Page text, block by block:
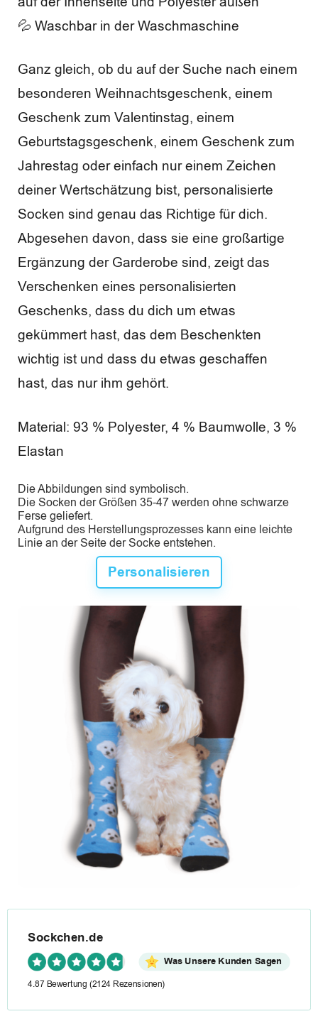
💦 Waschbar in der Waschmaschine
Ganz gleich, ob du auf der Suche nach einem
besonderen Weihnachtsgeschenk, einem
Geschenk zum Valentinstag, einem
Geburtstagsgeschenk, einem Geschenk zum
Jahrestag oder einfach nur einem Zeichen
deiner Wertschätzung bist, personalisierte
Socken sind genau das Richtige für dich.
Abgesehen davon, dass sie eine großartige
Ergänzung der Garderobe sind, zeigt das
Verschenken eines personalisierten
Geschenks, dass du dich um etwas
gekümmert hast, das dem Beschenkten
wichtig ist und dass du etwas geschaffen
hast, das nur ihm gehört.
Material: 93 % Polyester, 4 % Baumwolle, 3 %
Elastan
Die Abbildungen sind symbolisch.
Die Socken der Größen 35-47 werden ohne schwarze
Ferse geliefert.
Aufgrund des Herstellungsprozesses kann eine leichte
Linie an der Seite der Socke entstehen.
Personalisieren
Sockchen.de
Was Unsere Kunden Sagen
4.87 Bewertung (2124 Rezensionen)